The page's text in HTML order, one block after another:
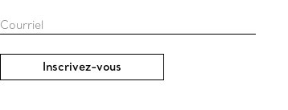
Courriel
Inscrivez-vous